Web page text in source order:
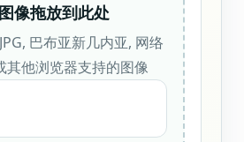
像拖放到此处
巴布亚新几内亚, 网络
其他浏览器支持的图像